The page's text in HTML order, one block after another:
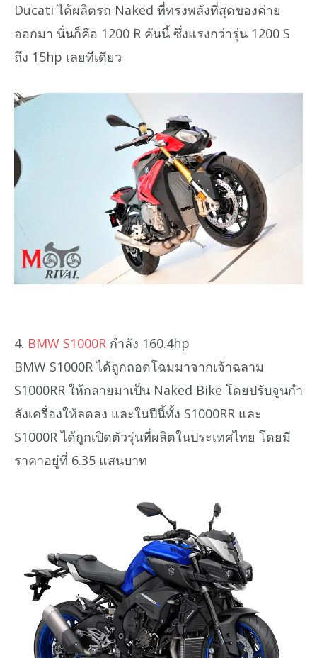
Ducati ได้ผลิตรถ Naked ที่ทรงพลังที่สุดของค่าย
ออกมา นั่นก็คือ 1200 R คันนี้ ซึ่งแรงกว่ารุ่น 1200 S
ถึง 15hp เลยทีเดียว
4. BMW S1000R กำลัง 160.4hp
BMW S1000R ได้ถูกถอดโฉมมาจากเจ้าฉลาม
S1000RR ให้กลายมาเป็น Naked Bike โดยปรับจูนกำ
ลังเครื่องให้ลดลง และในปีนี้ทั้ง S1000RR และ
S1000R ได้ถูกเปิดตัวรุ่นที่ผลิตในประเทศไทย โดยมี
ราคาอยู่ที่ 6.35 แสนบาท